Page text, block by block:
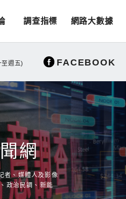
調查指標 網路大數據
週五) FACEBOOK
網
者、媒體人及影像
政治民調、新能